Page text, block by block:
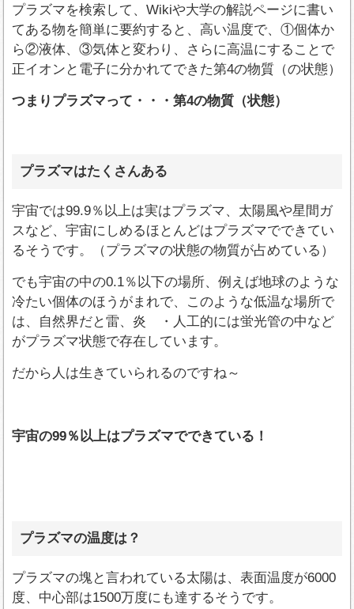
プラズマを検索して、Wikiや大学の解説ページに書い
てある物を簡単に要約すると、高い温度で、①個体か
ら②液体、③気体と変わり、さらに高温にすることで
正イオンと電子に分かれてできた第4の物質（の状態）
つまりプラズマって・・・第4の物質（状態）
プラズマはたくさんある
宇宙では99.9％以上は実はプラズマ、太陽風や星間ガ
スなど、宇宙にしめるほとんどはプラズマでできてい
るそうです。（プラズマの状態の物質が占めている）
でも宇宙の中の0.1％以下の場所、例えば地球のような
冷たい個体のほうがまれで、このような低温な場所で
は、自然界だと雷、炎 ・人工的には蛍光管の中など
がプラズマ状態で存在しています。
だから人は生きていられるのですね～
宇宙の99％以上はプラズマでできている！
プラズマの温度は？
プラズマの塊と言われている太陽は、表面温度が6000
度、中心部は1500万度にも達するそうです。